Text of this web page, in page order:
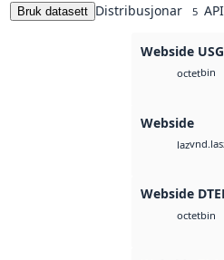
Bruk datasett Distribusjonar 5
Webside
octetbin
Webside
laz
Webside
octetbin